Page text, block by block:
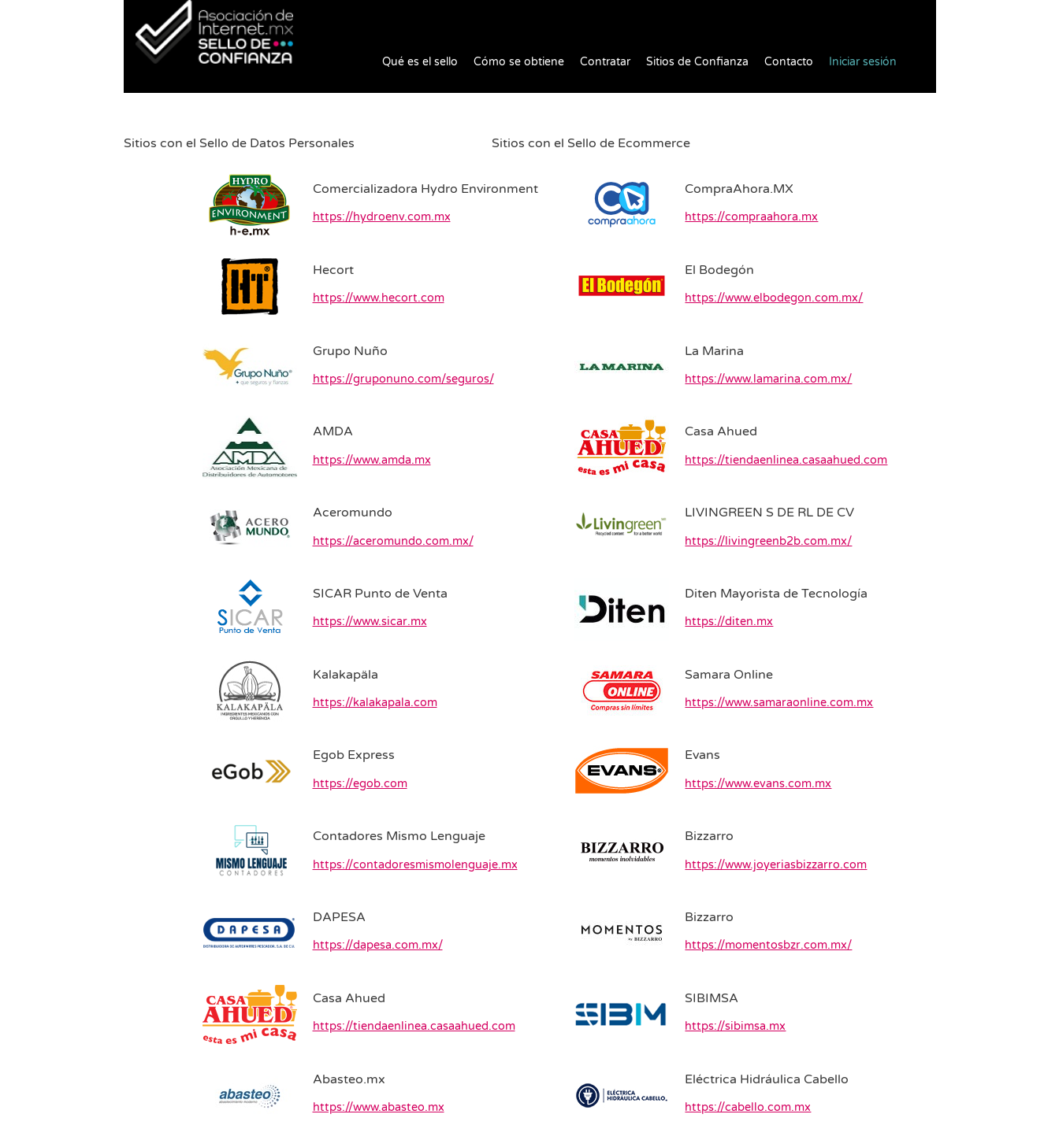
Qué es el sello Cómo se obtiene Contratar Sitios de Confianza Contacto Iniciar sesión
Sitios con el Sello de Datos Personales
Comercializadora Hydro Environment
https://hydroenv.com.mx
Hecort
https://www.hecort.com
Grupo Nuño
https://gruponuno.com/seguros/
AMDA
https://www.amda.mx
Aceromundo
https://aceromundo.com.mx/
SICAR Punto de Venta
https://www.sicar.mx
Kalakapäla
https://kalakapala.com
Egob Express
https://egob.com
Contadores Mismo Lenguaje
https://contadoresmismolenguaje.mx
DAPESA
https://dapesa.com.mx/
Casa Ahued
https://tiendaenlinea.casaahued.com
Abasteo.mx
https://www.abasteo.mx
Sitios con el Sello de Ecommerce
CompraAhora.MX
https://compraahora.mx
El Bodegón
https://www.elbodegon.com.mx/
La Marina
https://www.lamarina.com.mx/
Casa Ahued
https://tiendaenlinea.casaahued.com
LIVINGREEN S DE RL DE CV
https://livingreenb2b.com.mx/
Diten Mayorista de Tecnología
https://diten.mx
Samara Online
https://www.samaraonline.com.mx
Evans
https://www.evans.com.mx
Bizzarro
https://www.joyeriasbizzarro.com
Bizzarro
https://momentosbzr.com.mx/
SIBIMSA
https://sibimsa.mx
Eléctrica Hidráulica Cabello
https://cabello.com.mx